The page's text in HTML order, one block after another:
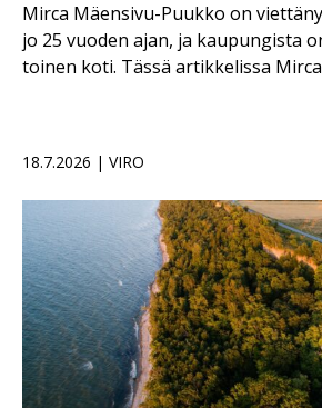
Mirca Mäensivu-Puukko on
jo 25 vuoden ajan, ja kaupungista
toinen koti. Tässä artikkelissa
18.7.2026 | VIRO